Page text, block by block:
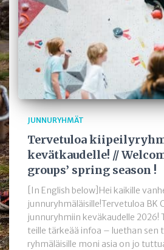
JUNNURYHMÄT
Tervetuloa
kevätkaudelle! //
groups’ spring season !
[In English below]Hei kaikille
junnuryhmäläisille!Tervetuloa BK
junnuryhmiin keväkaudelle 2026!
teille tärkeää infoa – luethan sen
ryhmäläisille moni asia on jo